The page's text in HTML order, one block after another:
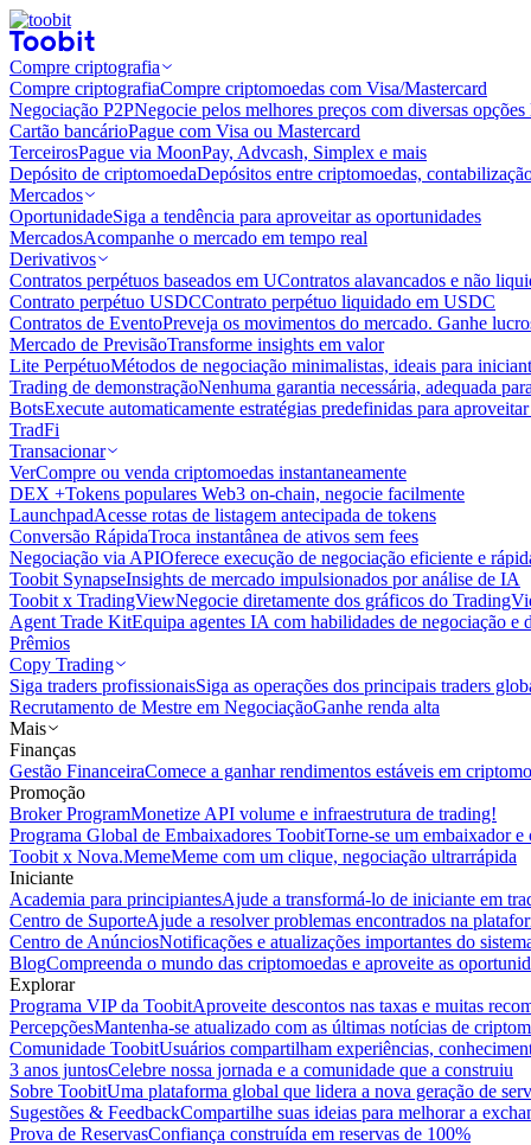
Compre criptografia
Compre criptografiaCompre criptomoedas com Visa/Mastercard
Negociação P2PNegocie pelos melhores preços com diversas
Cartão bancárioPague com Visa ou Mastercard
TerceirosPague via MoonPay, Advcash, Simplex e mais
Depósito de criptomoedaDepósitos entre criptomoedas,
Mercados
OportunidadeSiga a tendência para aproveitar as oportunidades
MercadosAcompanhe o mercado em tempo real
Derivativos
Contratos perpétuos baseados em UContratos alavancados e não
Contrato perpétuo USDCContrato perpétuo liquidado em USDC
Contratos de EventoPreveja os movimentos do mercado. Ganhe
Mercado de PrevisãoTransforme insights em valor
Lite PerpétuoMétodos de negociação minimalistas, ideais para
Trading de demonstraçãoNenhuma garantia necessária, adequada
BotsExecute automaticamente estratégias predefinidas para
TradFi
Transacionar
VerCompre ou venda criptomoedas instantaneamente
DEX +Tokens populares Web3 on-chain, negocie facilmente
LaunchpadAcesse rotas de listagem antecipada de tokens
Conversão RápidaTroca instantânea de ativos sem fees
Negociação via APIOferece execução de negociação eficiente e
Toobit SynapseInsights de mercado impulsionados por análise de IA
Toobit x TradingViewNegocie diretamente dos gráficos do
Agent Trade KitEquipa agentes IA com habilidades de negociação e
Prêmios
Copy Trading
Siga traders profissionaisSiga as operações dos principais traders
Recrutamento de Mestre em NegociaçãoGanhe renda alta
Mais
Finanças
Gestão FinanceiraComece a ganhar rendimentos estáveis em
Promoção
Broker ProgramMonetize API volume e infraestrutura de trading!
Programa Global de Embaixadores ToobitTorne-se um embaixador
Toobit x Nova.MemeMeme com um clique, negociação ultrarrápida
Iniciante
Academia para principiantesAjude a transformá-lo de iniciante em
Centro de SuporteAjude a resolver problemas encontrados na
Centro de AnúnciosNotificações e atualizações importantes do
BlogCompreenda o mundo das criptomoedas e aproveite as
Explorar
Programa VIP da ToobitAproveite descontos nas taxas e muitas
PercepçõesMantenha-se atualizado com as últimas notícias de
Comunidade ToobitUsuários compartilham experiências,
3 anos juntosCelebre nossa jornada e a comunidade que a construiu
Sobre ToobitUma plataforma global que lidera a nova geração de
Sugestões & FeedbackCompartilhe suas ideias para melhorar a
Prova de ReservasConfiança construída em reservas de 100%